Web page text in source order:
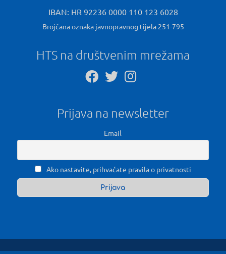
IBAN: HR 92236 0000 110 123 6028
Brojčana oznaka javnopravnog tijela 251-795
HTS na društvenim mrežama
Prijava na newsletter
Email
Ako nastavite, prihvaćate pravila o privatnosti